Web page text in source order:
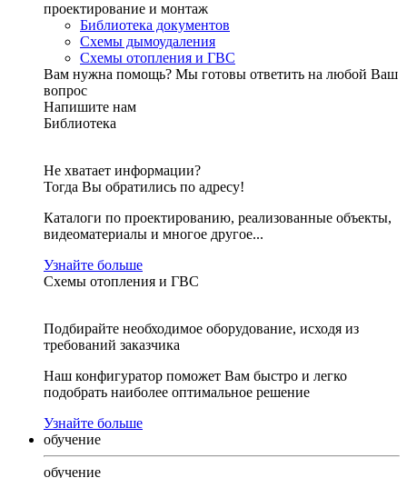
проектирование и монтаж
Библиотека документов
Схемы дымоудаления
Схемы отопления и ГВС
Вам нужна помощь? Мы готовы ответить на любой Ваш
вопрос
Напишите нам
Библиотека
Не хватает информации?
Тогда Вы обратились по адресу!
Каталоги по проектированию, реализованные объекты,
видеоматериалы и многое другое...
Узнайте больше
Схемы отопления и ГВС
Подбирайте необходимое оборудование, исходя из
требований заказчика
Наш конфигуратор поможет Вам быстро и легко
подобрать наиболее оптимальное решение
Узнайте больше
обучение
обучение